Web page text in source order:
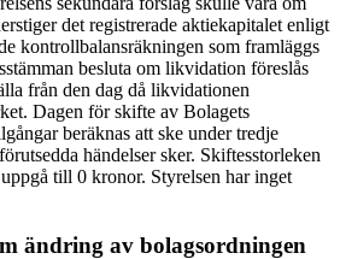
det registrerade aktiekapitalet enligt
kontrollbalansräkningen som framläggs
besluta om likvidation föreslås
från den dag då likvidationen
Dagen för skifte av Bolagets
beräknas att ske under tredje
händelser sker. Skiftesstorleken
till 0 kronor. Styrelsen har inget
ändring av bolagsordningen